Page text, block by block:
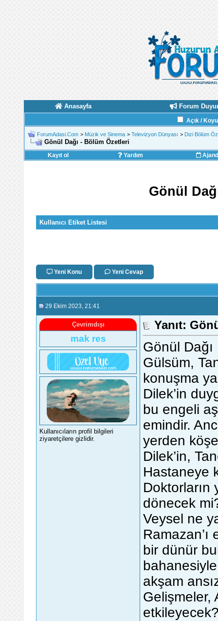
Anasayfa Forum
Açık /
ForumAdasi.Com > Müzik ve Sinema > Televizyon Dünyası > Dizi Bölüm
Gönül Dağı - Bölüm Özetleri
Kayıt ol Yardım
Gönül
Kullanıcı Etiket Listesi
Yeni Konu Yeni Cevap
29 Ekim 2023 , 21:41
Çevrimdışı
mak res
Kullanıcıların profil bilgileri
ziyaretçilere gizlidir.
Yanıt:
Gönül
Gülsüm,
konuşma
Dilek’in
bu engeli
emindir.
yerden
Dilek’in,
Hastaneye
Doktorların
dönecek
Veysel ne
bir dünür
bahanesiyle
akşam
Gelişmeler,